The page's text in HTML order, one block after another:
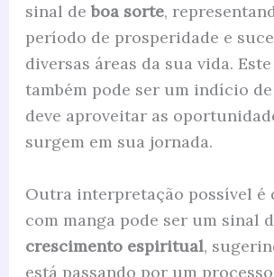
sinal de boa sorte,
período de prosperidade e
diversas áreas da sua vida.
também pode ser um indício
deve aproveitar as
surgem em sua jornada.
Outra interpretação possível é
com manga pode ser um sinal
crescimento espiritual,
está passando por um